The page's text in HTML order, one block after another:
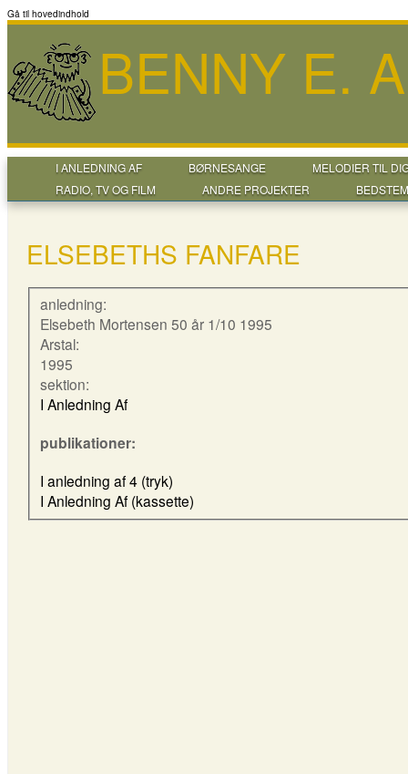
Gå til hovedindhold
BENNY E.
I ANLEDNING AF BØRNESANGE
MELODIER TIL
RADIO, TV OG FILM
ANDRE PROJEKTER
ELSEBETHS FANFARE
anledning:
Elsebeth Mortensen 50 år 1/10 1995
Arstal:
1995
sektion:
I Anledning Af
publikationer:
I anledning af 4 (tryk)
I Anledning Af (kassette)